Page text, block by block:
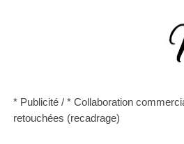
* Publicité / * Collaboration
retouchées (recadrage)